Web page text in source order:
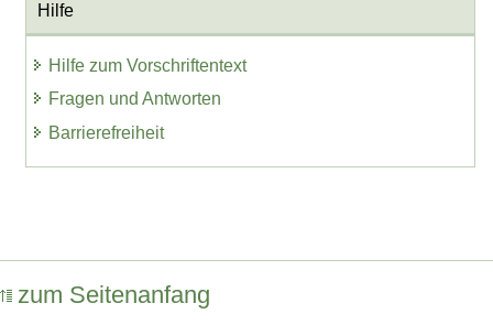
Hilfe
Hilfe zum Vorschriftentext
Fragen und Antworten
Barrierefreiheit
zum Seitenanfang